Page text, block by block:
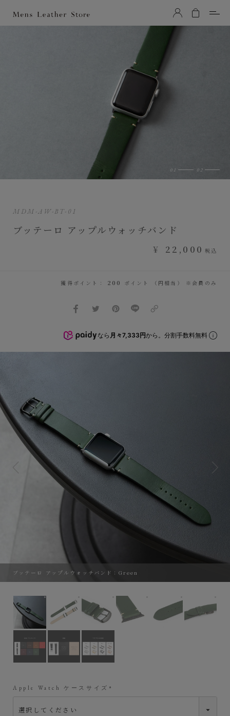
Mens Leather Store（メンズレザーストア）
MDM-AW-BT-01
ブッテーロ アップルウォッチバンド
¥ 22,000 税込
獲得ポイント： 200 ポイント （円相当） ※会員のみ
なら 月々7,333円から。分割手数料無料
ブッテーロ アップルウォッチバンド：Green
ブッテーロ アップルウォッチバンド：Green
表面：Green、裏面：ナチュラルカーフ、アダ
表面：Green、裏面：ナチュラルカ
表面：Green、裏面：ナ
表面：Green
表
Apple Watch ケースサイズ